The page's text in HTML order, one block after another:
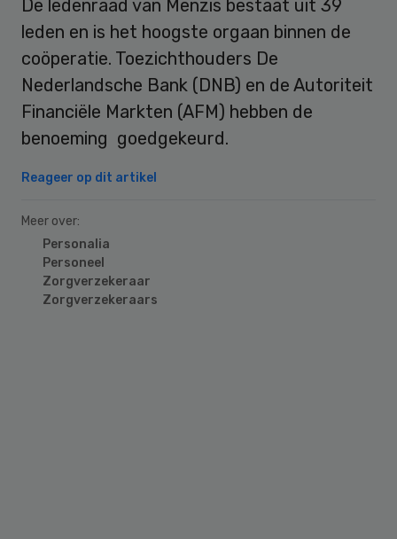
De ledenraad van Menzis bestaat uit 39
leden en is het hoogste orgaan binnen de
coöperatie. Toezichthouders De
Nederlandsche Bank (DNB) en de Autoriteit
Financiële Markten (AFM) hebben de
benoeming goedgekeurd.
Reageer op dit artikel
Meer over:
Personalia
Personeel
Zorgverzekeraar
Zorgverzekeraars